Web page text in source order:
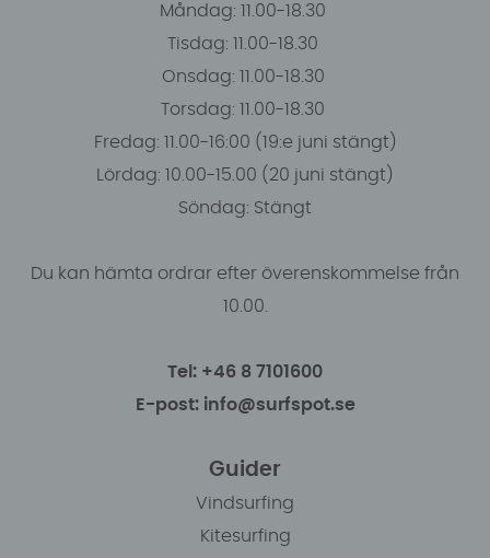
Måndag: 11.00-18.30
Tisdag: 11.00-18.30
Onsdag: 11.00-18.30
Torsdag: 11.00-18.30
Fredag: 11.00-16:00 (19:e juni stängt)
Lördag: 10.00-15.00 (20 juni stängt)
Söndag: Stängt
Du kan hämta ordrar efter överenskommelse från
10.00.
Tel: +46 8 7101600
E-post: info@surfspot.se
Guider
Vindsurfing
Kitesurfing